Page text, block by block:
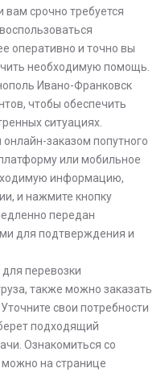
срочно требуется
оперативно и точно вы
необходимую помощь.
Ивано-Франковск
чтобы обеспечить
ситуациях.
заказом попутного
или мобильное
информацию,
и нажмите кнопку
передан
для подтверждения и
перевозки
также можно заказать
свои потребности
подходящий
Ознакомиться со
можно на странице